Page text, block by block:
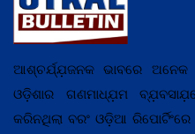
ଆଶ୍ଚର୍ଯ୍ଯ଼ଜନକ ଭାବରେ
ଓଡ଼ିଶାର ଗଣମାଧ୍ଯ଼ମ
କରିନଥିଲା ବରଂ ଓଡ଼ିଆ